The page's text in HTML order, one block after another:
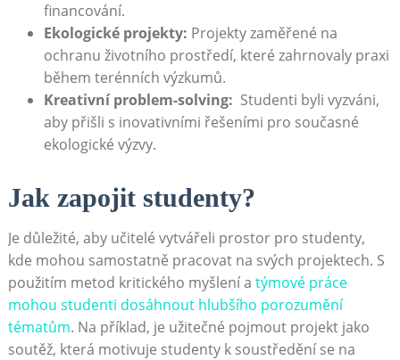
financování.
Ekologické⁣ projekty: Projekty zaměřené‌ na⁤
ochranu životního prostředí, které zahrnovaly praxi
během terénních výzkumů.
Kreativní problem-solving: ⁤ Studenti byli vyzváni,
aby přišli s inovativními řešeními pro současné
ekologické výzvy.
Jak ‌zapojit studenty?
Je důležité, aby učitelé vytvářeli prostor‌ pro studenty,
kde mohou samostatně pracovat na svých projektech. S
‌použitím metod kritického ⁤myšlení a týmové práce
mohou studenti dosáhnout hlubšího⁢ porozumění
tématům. Na příklad, je užitečné pojmout projekt ⁢jako
soutěž, která motivuje studenty k⁤ soustředění se⁤ na